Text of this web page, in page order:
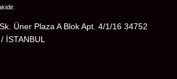
Üner Plaza A Blok Apt. 4/1/16 34752
İSTANBUL